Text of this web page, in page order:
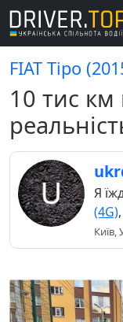
FIAT Tipo
10 тис
Я
(4G),
Київ,